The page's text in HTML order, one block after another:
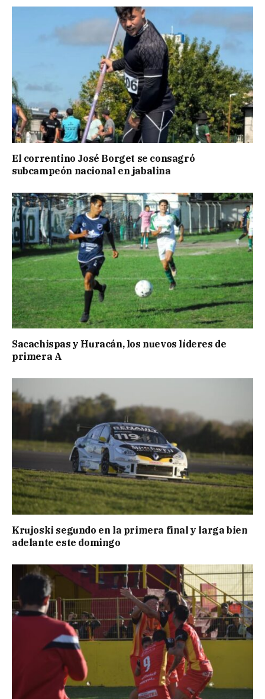
El correntino José Borget se consagró
subcampeón nacional en jabalina
Sacachispas y Huracán, los nuevos líderes de
primera A
Krujoski segundo en la primera final y larga bien
adelante este domingo